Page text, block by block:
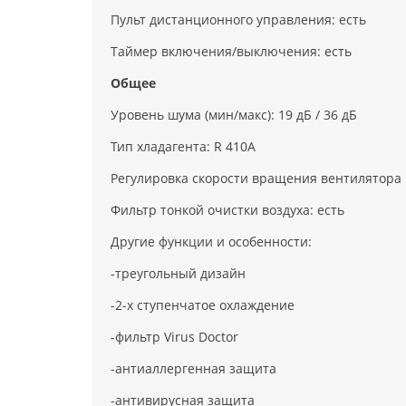
Пульт дистанционного управления: есть
Таймер включения/выключения: есть
Общее
Уровень шума (мин/макс): 19 дБ / 36 дБ
Тип хладагента: R 410A
Регулировка скорости вращения вентилятора
Фильтр тонкой очистки воздуха: есть
Другие функции и особенности:
-треугольный дизайн
-2-х ступенчатое охлаждение
-фильтр Virus Doctor
-антиаллергенная защита
-антивирусная защита